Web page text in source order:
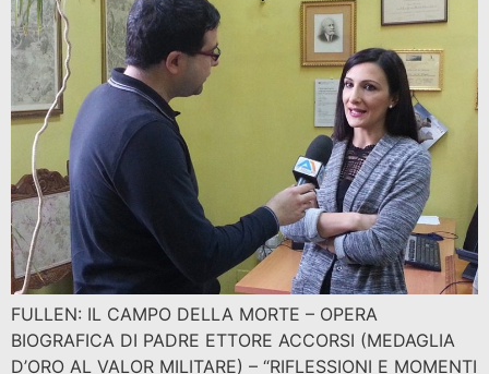
FULLEN: IL CAMPO DELLA MORTE – OPERA
BIOGRAFICA DI PADRE ETTORE ACCORSI (MEDAGLIA
D’ORO AL VALOR MILITARE) – “RIFLESSIONI E MOMENTI